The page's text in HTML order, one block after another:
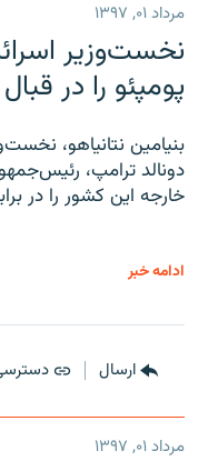
مرداد ۰۱, ۱۳۹۷
نخست‌وزیر
پومپئو را در
بنیامین نتانیاهو،
دونالد ترامپ،
خارجه این کشور را در
ادامه خبر
ارسال
مرداد ۰۱, ۱۳۹۷